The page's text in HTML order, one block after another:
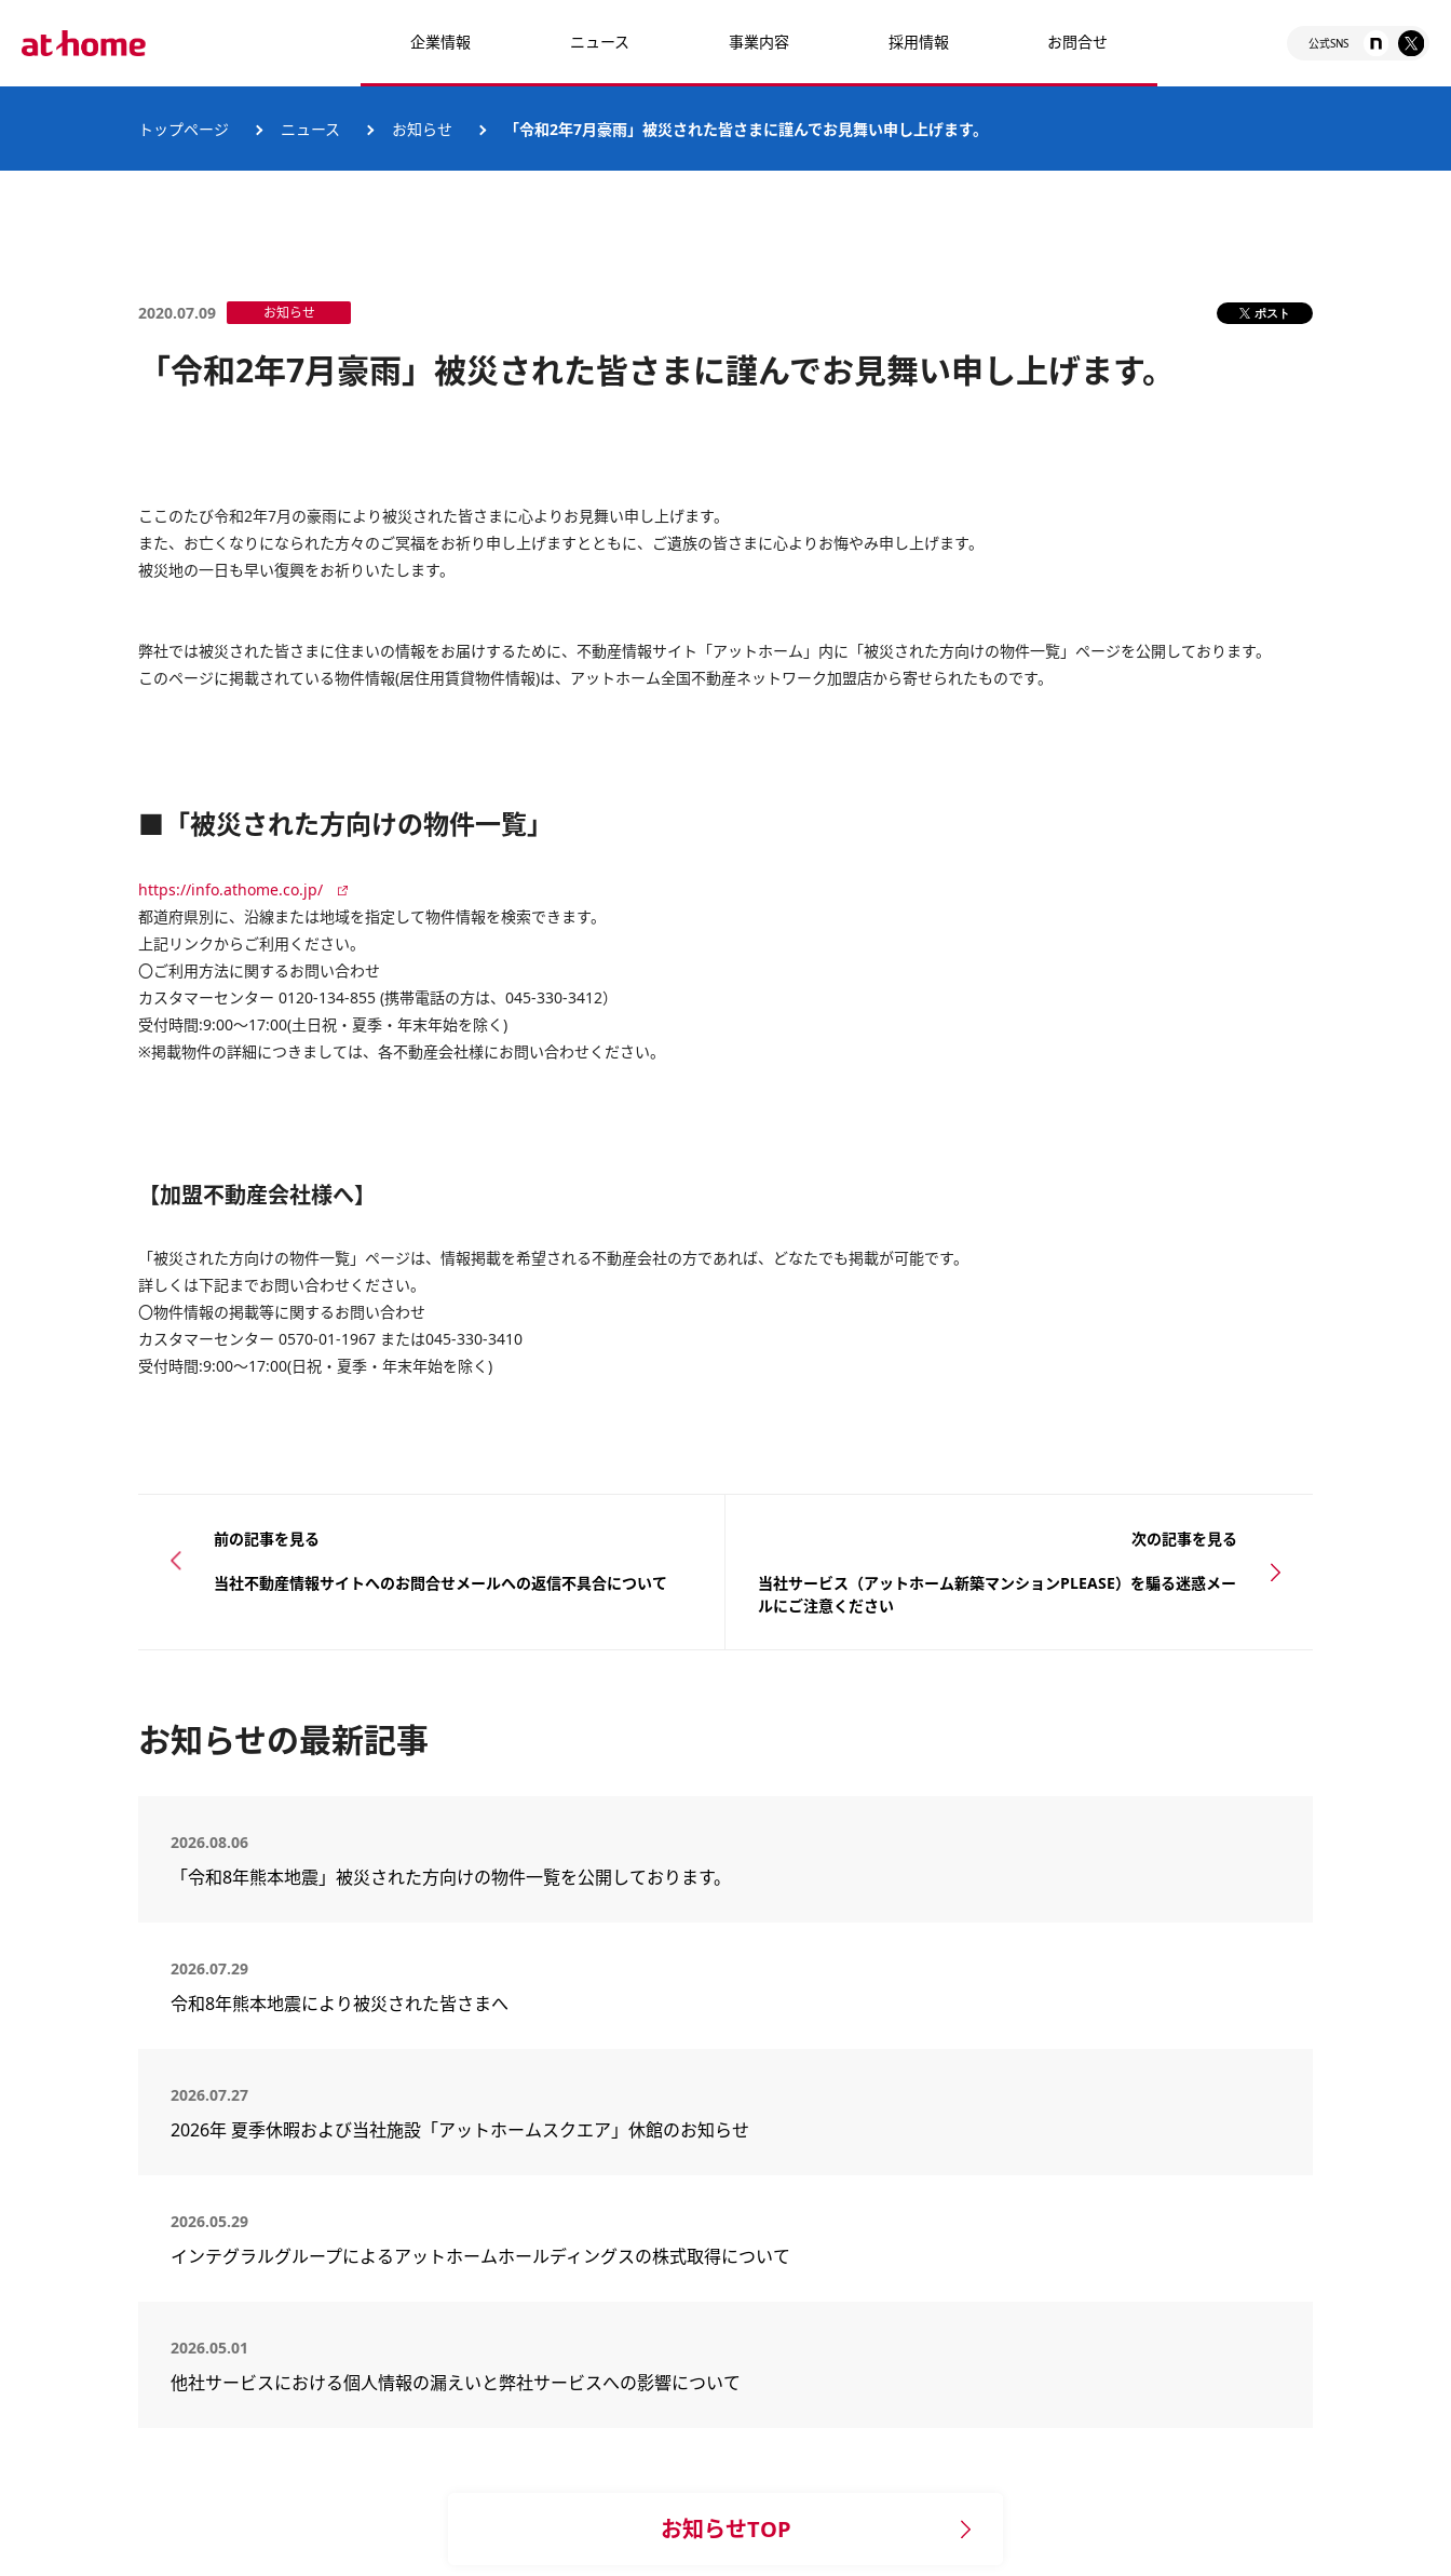
企業情報 ニュース 事業内容 採用情報 お問合せ 公式SNS
トップページ ニュース お知らせ 「令和2年7月豪雨」被災された皆さまに謹んでお見舞い申し上げます。
2020.07.09 お知らせ ポスト
「令和2年7月豪雨」被災された皆さまに謹んでお見舞い申し上げます。
ここのたび令和2年7月の豪雨により被災された皆さまに心よりお見舞い申し上げます。
また、お亡くなりになられた方々のご冥福をお祈り申し上げますとともに、ご遺族の皆さまに心よりお悔やみ申し上げます。
被災地の一日も早い復興をお祈りいたします。
弊社では被災された皆さまに住まいの情報をお届けするために、不動産情報サイト「アットホーム」内に「被災された方向けの物件一覧」ページを公開しております。
このページに掲載されている物件情報(居住用賃貸物件情報)は、アットホーム全国不動産ネットワーク加盟店から寄せられたものです。
■「被災された方向けの物件一覧」
https://info.athome.co.jp/
都道府県別に、沿線または地域を指定して物件情報を検索できます。
上記リンクからご利用ください。
〇ご利用方法に関するお問い合わせ
カスタマーセンター 0120-134-855 (携帯電話の方は、045-330-3412）
受付時間:9:00～17:00(土日祝・夏季・年末年始を除く)
※掲載物件の詳細につきましては、各不動産会社様にお問い合わせください。
【加盟不動産会社様へ】
「被災された方向けの物件一覧」ページは、情報掲載を希望される不動産会社の方であれば、どなたでも掲載が可能です。
詳しくは下記までお問い合わせください。
〇物件情報の掲載等に関するお問い合わせ
カスタマーセンター 0570-01-1967 または045-330-3410
受付時間:9:00～17:00(日祝・夏季・年末年始を除く)
前の記事を見る
当社不動産情報サイトへのお問合せメールへの返信不具合について
次の記事を見る
当社サービス（アットホーム新築マンションPLEASE）を騙る迷惑メー
ルにご注意ください
お知らせの最新記事
2026.08.06
「令和8年熊本地震」被災された方向けの物件一覧を公開しております。
2026.07.29
令和8年熊本地震により被災された皆さまへ
2026.07.27
2026年 夏季休暇および当社施設「アットホームスクエア」休館のお知らせ
2026.05.29
インテグラルグループによるアットホームホールディングスの株式取得について
2026.05.01
他社サービスにおける個人情報の漏えいと弊社サービスへの影響について
お知らせTOP